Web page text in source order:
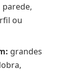
parede,
ou
grandes